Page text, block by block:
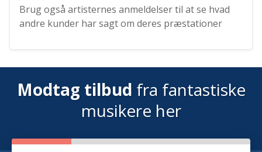
Brug også artisternes anmeldelser til at se hvad
andre kunder har sagt om deres præstationer
Modtag tilbud fra fantastiske
musikere her